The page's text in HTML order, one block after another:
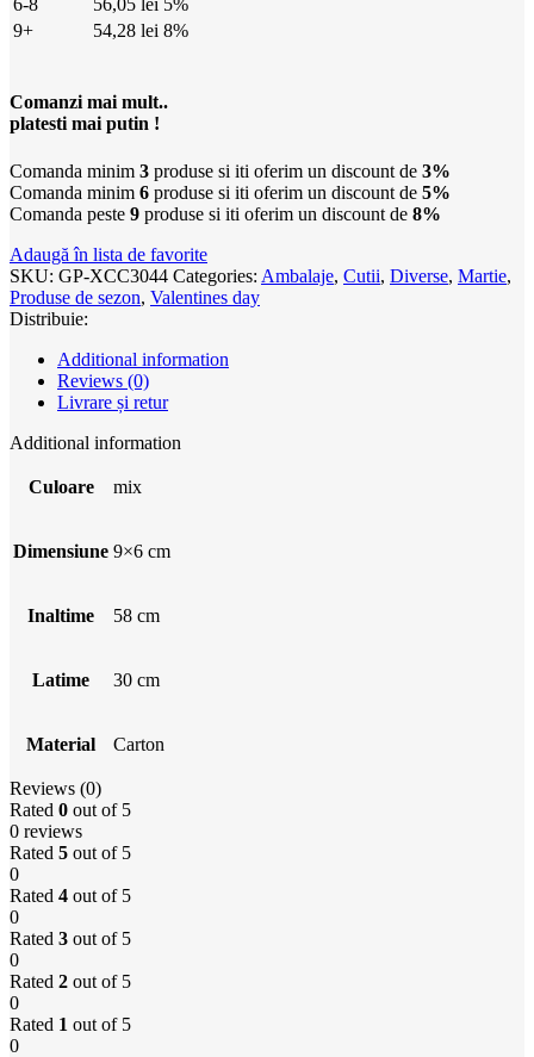
6-8 56,05 lei 5%
9+
54,28 lei 8%
Comanzi mai mult..
platesti mai putin !
Comanda minim 3 produse si iti oferim un discount de 3%
Comanda minim 6 produse si iti oferim un discount de 5%
Comanda peste 9 produse si iti oferim un discount de 8%
Adaugă în lista de favorite
SKU: GP-XCC3044 Categories: Ambalaje, Cutii, Diverse, Martie,
Produse de sezon, Valentines day
Distribuie:
Additional information
Reviews (0)
Livrare și retur
Additional information
Culoare mix
Dimensiune 9×6 cm
Inaltime 58 cm
Latime 30 cm
Material Carton
Reviews (0)
Rated 0 out of 5
0 reviews
Rated 5 out of 5
0
Rated 4 out of 5
0
Rated 3 out of 5
0
Rated 2 out of 5
0
Rated 1 out of 5
0